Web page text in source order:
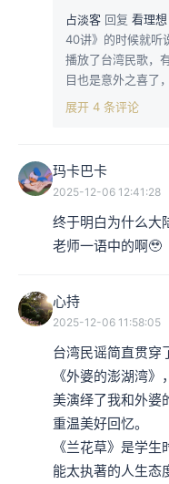
占淡客 回复 看理想
40讲》的时候就听
播放了台湾民歌，
目也是意外之喜了
展开 4 条评论
玛卡巴卡
2025-12-06 12:41:28
终于明白为什么大
老师一语中的啊🥹
心持
2025-12-06 11:58:05
台湾民谣简直贯穿
《外婆的澎湖湾
美演绎了我和外婆
重温美好回忆。
《兰花草》是学
能太执著的人生态